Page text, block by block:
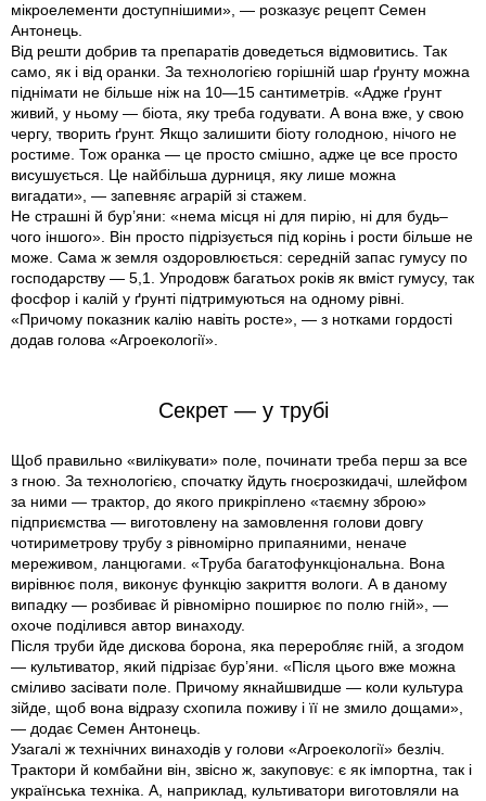
мікроелементи доступнішими», — розказує рецепт Семен
Антонець.
Від решти добрив та препаратів доведеться відмовитись. Так
само, як і від оранки. За технологією горішній шар ґрунту можна
піднімати не більше ніж на 10—15 сантиметрів. «Адже ґрунт
живий, у ньому — біота, яку треба годувати. А вона вже, у свою
чергу, творить ґрунт. Якщо залишити біоту голодною, нічого не
ростиме. Тож оранка — це просто смішно, адже це все просто
висушується. Це найбільша дурниця, яку лише можна
вигадати», — запевняє аграрій зі стажем.
Не страшні й бур’яни: «нема місця ні для пирію, ні для будь–
чого іншого». Він просто підрізується під корінь і рости більше не
може. Сама ж земля оздоровлюється: середній запас гумусу по
господарству — 5,1. Упродовж багатьох років як вміст гумусу, так
фосфор і калій у ґрунті підтримуються на одному рівні.
«Причому показник калію навіть росте», — з нотками гордості
додав голова «Агроекології».
Секрет — у трубі
Щоб правильно «вилікувати» поле, починати треба перш за все
з гною. За технологією, спочатку йдуть гноєрозкидачі, шлейфом
за ними — трактор, до якого прикріплено «таємну зброю»
підприємства — виготовлену на замовлення голови довгу
чотириметрову трубу з рівномірно припаяними, неначе
мереживом, ланцюгами. «Труба багатофункціональна. Вона
вирівнює поля, виконує функцію закриття вологи. А в даному
випадку — розбиває й рівномірно поширює по полю гній», —
охоче поділився автор винаходу.
Після труби йде дискова борона, яка переробляє гній, а згодом
— культиватор, який підрізає бур’яни. «Після цього вже можна
сміливо засівати поле. Причому якнайшвидше — коли культура
зійде, щоб вона відразу схопила поживу і її не змило дощами»,
— додає Семен Антонець.
Узагалі ж технічних винаходів у голови «Агроекології» безліч.
Трактори й комбайни він, звісно ж, закуповує: є як імпортна, так і
українська техніка. А, наприклад, культиватори виготовляли на